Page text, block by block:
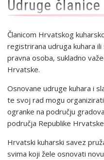
Udruge članice
Članicom Hrvatskog
registrirana udruga kuhara
pravna osoba, sukladno
Hrvatske.
Osnovane udruge kuhara i
te svoj rad mogu
ogranke na području
područja Republike
Hrvatski kuharski savez
svima koji žele osnovati